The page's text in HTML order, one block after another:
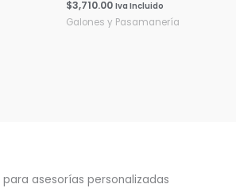
$3,710.00 Iva Incluido
Galones y Pasamanería
asesorías personalizadas